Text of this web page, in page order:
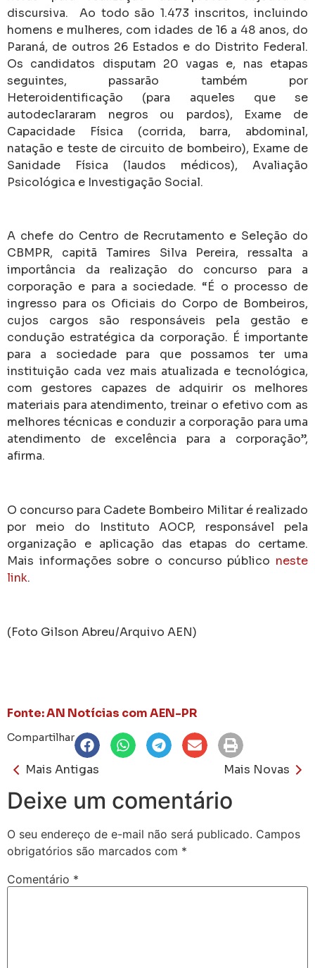
discursiva. Ao todo são 1.473 inscritos, incluindo
homens e mulheres, com idades de 16 a 48 anos, do
Paraná, de outros 26 Estados e do Distrito Federal.
Os candidatos disputam 20 vagas e, nas etapas
seguintes, passarão também por
Heteroidentificação (para aqueles que se
autodeclararam negros ou pardos), Exame de
Capacidade Física (corrida, barra, abdominal,
natação e teste de circuito de bombeiro), Exame de
Sanidade Física (laudos médicos), Avaliação
Psicológica e Investigação Social.
A chefe do Centro de Recrutamento e Seleção do
CBMPR, capitã Tamires Silva Pereira, ressalta a
importância da realização do concurso para a
corporação e para a sociedade. “É o processo de
ingresso para os Oficiais do Corpo de Bombeiros,
cujos cargos são responsáveis pela gestão e
condução estratégica da corporação. É importante
para a sociedade para que possamos ter uma
instituição cada vez mais atualizada e tecnológica,
com gestores capazes de adquirir os melhores
materiais para atendimento, treinar o efetivo com as
melhores técnicas e conduzir a corporação para uma
atendimento de excelência para a corporação”,
afirma.
O concurso para Cadete Bombeiro Militar é realizado
por meio do Instituto AOCP, responsável pela
organização e aplicação das etapas do certame.
Mais informações sobre o concurso público neste
link.
(Foto Gilson Abreu/Arquivo AEN)
Fonte: AN Notícias com AEN-PR
Compartilhar
Mais Antigas Mais Novas
Deixe um comentário
O seu endereço de e-mail não será publicado. Campos
obrigatórios são marcados com *
Comentário *